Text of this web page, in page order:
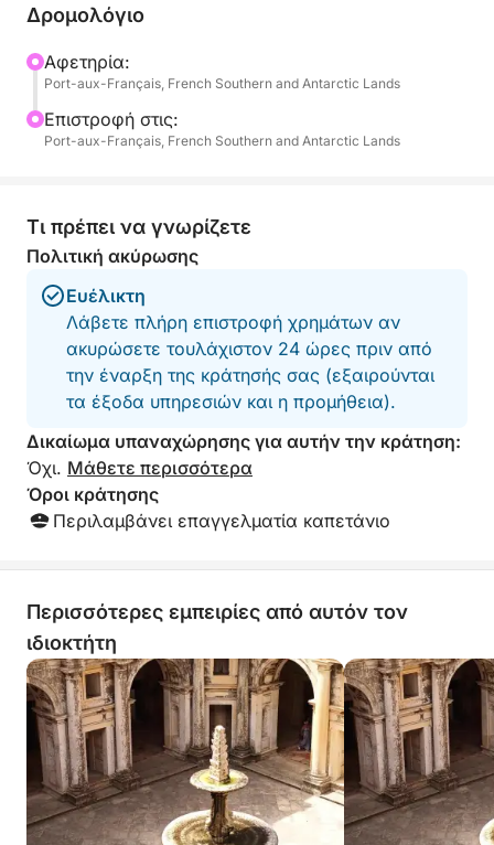
Δρομολόγιο
Αφετηρία:
Port-aux-Français, French Southern and Antarctic Lands
Επιστροφή στις:
Port-aux-Français, French Southern and Antarctic Lands
Τι πρέπει να γνωρίζετε
Πολιτική ακύρωσης
Ευέλικτη
Λάβετε πλήρη επιστροφή χρημάτων αν
ακυρώσετε τουλάχιστον 24 ώρες πριν από
την έναρξη της κράτησής σας (εξαιρούνται
τα έξοδα υπηρεσιών και η προμήθεια).
Δικαίωμα υπαναχώρησης για αυτήν την κράτηση:
Όχι. Μάθετε περισσότερα
Όροι κράτησης
Περιλαμβάνει επαγγελματία καπετάνιο
Περισσότερες εμπειρίες από αυτόν τον
ιδιοκτήτη